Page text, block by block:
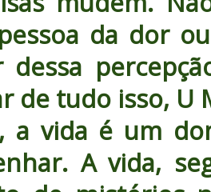
da dor
dessa
de tudo isso, U
a vida é um
A vida,